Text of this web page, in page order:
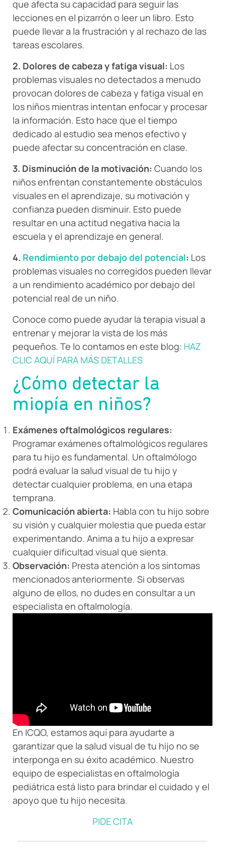
que afecta su capacidad para seguir las
lecciones en el pizarrón o leer un libro. Esto
puede llevar a la frustración y al rechazo de las
tareas escolares.
2. Dolores de cabeza y fatiga visual: Los
problemas visuales no detectados a menudo
provocan dolores de cabeza y fatiga visual en
los niños mientras intentan enfocar y procesar
la información. Esto hace que el tiempo
dedicado al estudio sea menos efectivo y
puede afectar su concentración en clase.
3. Disminución de la motivación: Cuando los
niños enfrentan constantemente obstáculos
visuales en el aprendizaje, su motivación y
confianza pueden disminuir. Esto puede
resultar en una actitud negativa hacia la
escuela y el aprendizaje en general.
4. Rendimiento por debajo del potencial: Los
problemas visuales no corregidos pueden llevar
a un rendimiento académico por debajo del
potencial real de un niño.
Conoce como puede ayudar la terapia visual a
entrenar y mejorar la vista de los más
pequeños. Te lo contamos en este blog: HAZ
CLIC AQUÍ PARA MÁS DETALLES
¿Cómo detectar la
miopía en niños?
Exámenes oftalmológicos regulares:
Programar exámenes oftalmológicos regulares
para tu hijo es fundamental. Un oftalmólogo
podrá evaluar la salud visual de tu hijo y
detectar cualquier problema, en una etapa
temprana.
Comunicación abierta: Habla con tu hijo sobre
su visión y cualquier molestia que pueda estar
experimentando. Anima a tu hijo a expresar
cualquier dificultad visual que sienta.
Observación: Presta atención a los síntomas
mencionados anteriormente. Si observas
alguno de ellos, no dudes en consultar a un
especialista en oftalmología.
En ICQO, estamos aquí para ayudarte a
garantizar que la salud visual de tu hijo no se
interponga en su éxito académico. Nuestro
equipo de especialistas en oftalmología
pediátrica está listo para brindar el cuidado y el
apoyo que tu hijo necesita.
PIDE CITA